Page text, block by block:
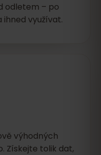
odletem – po
využívat.
výhodných
Získejte tolik dat,